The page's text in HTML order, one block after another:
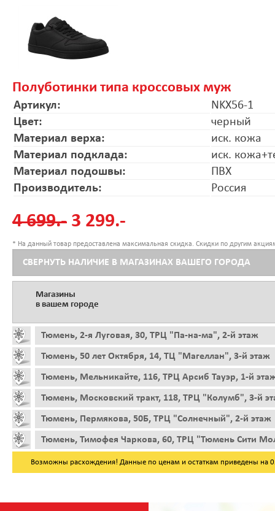
Полуботинки типа кроссовых муж
Артикул:
NKX56-1
Цвет:
черный
Материал верха:
иск. кожа
Материал подклада:
иск.
Материал подошвы:
ПВХ
Производитель:
Россия
4 699.- 3 299.-
* На данный товар предоставлена максимальная скидка. Скидки по другим
СВЕРНУТЬ НАЛИЧИЕ В МАГАЗИНАХ ВАШЕГО ГОРОДА
Магазины
в вашем городе
Тюмень, 2-я Луговая, 30, ТРЦ "Па-на-ма", 2-й этаж
Тюмень, 50 лет Октября, 14, ТЦ "Магеллан", 3-й этаж
Тюмень, Мельникайте, 116, ТРЦ Арсиб Тауэр, 1-й
Тюмень, Московский тракт, 118, ТРЦ "Колумб", 3-й
Тюмень, Пермякова, 50Б, ТРЦ "Солнечный", 2-й этаж
Тюмень, Тимофея Чаркова, 60, ТРЦ "Тюмень Сити
Возможны расхождения! Данные по ценам и остаткам приведены на